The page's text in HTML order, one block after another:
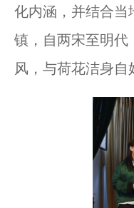
化内涵，并结合当
镇，自两宋至明代
风，与荷花洁身